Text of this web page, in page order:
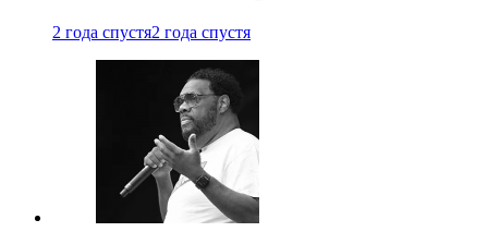
2 года спустя2 года спустя